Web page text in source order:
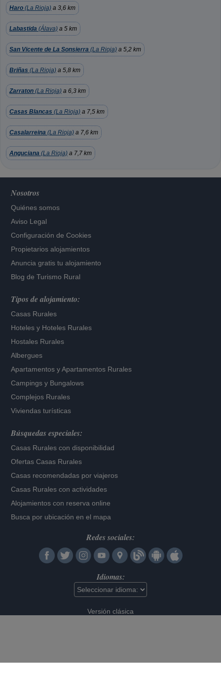
Haro (La Rioja) a 3,6 km
Labastida (Álava) a 5 km
San Vicente de La Sonsierra (La Rioja) a 5,2 km
Briñas (La Rioja) a 5,8 km
Zarraton (La Rioja) a 6,3 km
Casas Blancas (La Rioja) a 7,5 km
Casalarreina (La Rioja) a 7,6 km
Anguciana (La Rioja) a 7,7 km
Nosotros
Quiénes somos
Aviso Legal
Configuración de Cookies
Propietarios alojamientos
Anuncia gratis tu alojamiento
Blog de Turismo Rural
Tipos de alojamiento:
Casas Rurales
Hoteles y Hoteles Rurales
Hostales Rurales
Albergues
Apartamentos yApartamentos Rurales
Campings y Bungalows
Complejos Rurales
Viviendas turísticas
Búsquedas especiales:
Casas Rurales con disponibilidad
Ofertas Casas Rurales
Casas recomendadas por viajeros
Casas Rurales con actividades
Alojamientos con reserva online
Busca por ubicación en el mapa
Redes sociales:
Idiomas:
Versión clásica